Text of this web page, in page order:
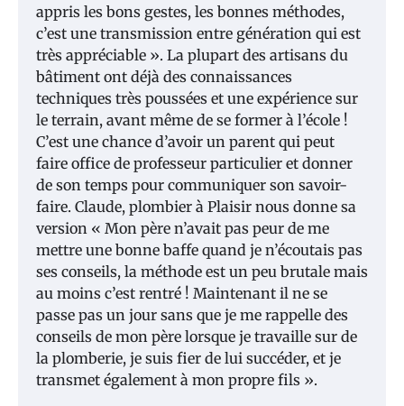
appris les bons gestes, les bonnes méthodes,
c’est une transmission entre génération qui est
très appréciable ». La plupart des artisans du
bâtiment ont déjà des connaissances
techniques très poussées et une expérience sur
le terrain, avant même de se former à l’école !
C’est une chance d’avoir un parent qui peut
faire office de professeur particulier et donner
de son temps pour communiquer son savoir-
faire. Claude, plombier à Plaisir nous donne sa
version « Mon père n’avait pas peur de me
mettre une bonne baffe quand je n’écoutais pas
ses conseils, la méthode est un peu brutale mais
au moins c’est rentré ! Maintenant il ne se
passe pas un jour sans que je me rappelle des
conseils de mon père lorsque je travaille sur de
la plomberie, je suis fier de lui succéder, et je
transmet également à mon propre fils ».